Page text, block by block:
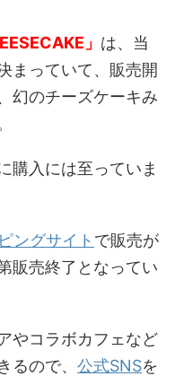
」 は、当
まっていて、販売開
幻のチーズケーキみ
購入には至っていま
ングサイト で販売が
販売終了となってい
やコラボカフェなど
るので、 公式SNSを